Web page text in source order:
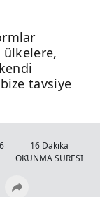
ülkelere,
tavsiye
16 Dakika
OKUNMA SÜRESİ